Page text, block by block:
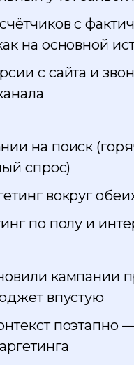
с
на основной
с сайта и
на поиск
спрос)
вокруг
по полу и
кампании
впустую
поэтапно